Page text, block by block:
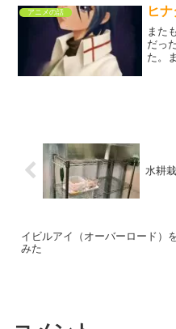
や、
てた
アニメの話 ヒ
また
だっ
た。
水耕
イビルアイ（オーバーロード）
みた